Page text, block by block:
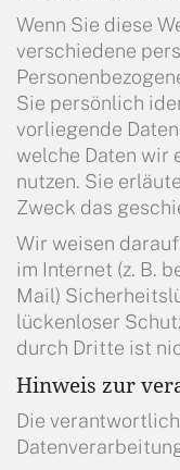
Wenn Sie diese
verschiedene
Sie persönlich
vorliegende
welche Daten wir
nutzen. Sie
Zweck das
Wir weisen
im Internet (z. B.
Mail)
lückenloser
durch Dritte ist
Hinweis zur
Die